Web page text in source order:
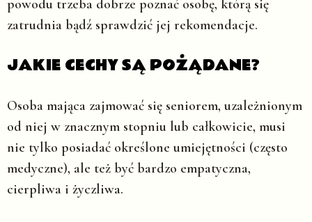
powodu trzeba dobrze poznać osobę, którą się
zatrudnia bądź sprawdzić jej rekomendacje.
JAKIE CECHY SĄ POŻĄDANE?
Osoba mająca zajmować się seniorem, uzależnionym
od niej w znacznym stopniu lub całkowicie, musi
nie tylko posiadać określone umiejętności (często
medyczne), ale też być bardzo empatyczna,
cierpliwa i życzliwa.